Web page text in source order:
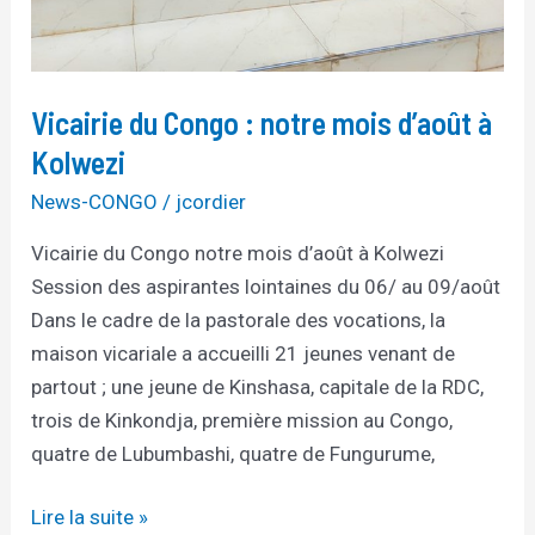
Vicairie du Congo : notre mois d’août à
Kolwezi
News-CONGO / jcordier
Vicairie du Congo notre mois d’août à Kolwezi
Session des aspirantes lointaines du 06/ au 09/août
Dans le cadre de la pastorale des vocations, la
maison vicariale a accueilli 21 jeunes venant de
partout ; une jeune de Kinshasa, capitale de la RDC,
trois de Kinkondja, première mission au Congo,
quatre de Lubumbashi, quatre de Fungurume,
Lire la suite »